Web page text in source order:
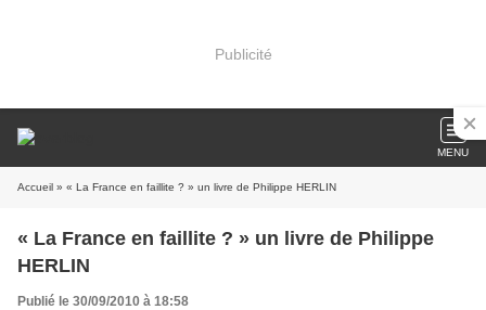
Publicité
MENU
Accueil » « La France en faillite ? » un livre de Philippe HERLIN
« La France en faillite ? » un livre de Philippe
HERLIN
Publié le 30/09/2010 à 18:58